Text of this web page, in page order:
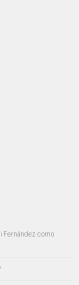
Fernández como